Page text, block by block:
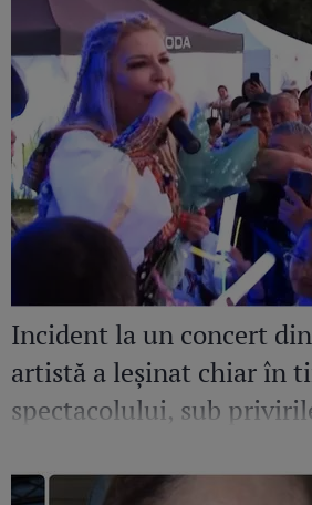
Incident la un concert
artistă a leșinat chiar în
spectacolului, sub